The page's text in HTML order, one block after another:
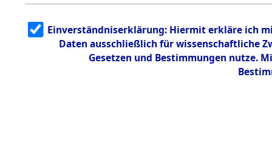
1.2.9.3
Effekten aus
dem KZ
Neuengamm
Einen Kommentar
Einverständniserklärung: Hiermit erkläre ich
Daten ausschließlich für wissenschaftliche
Gesetzen und Bestimmungen nutze.